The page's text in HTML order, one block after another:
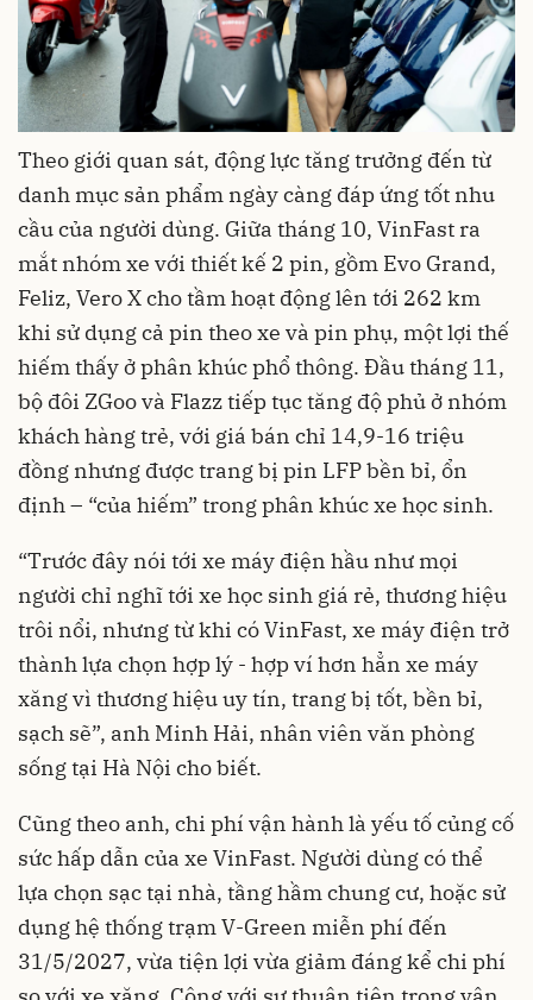
Theo giới quan sát, động lực tăng trưởng đến từ
danh mục sản phẩm ngày càng đáp ứng tốt nhu
cầu của người dùng. Giữa tháng 10, VinFast ra
mắt nhóm xe với thiết kế 2 pin, gồm Evo Grand,
Feliz, Vero X cho tầm hoạt động lên tới 262 km
khi sử dụng cả pin theo xe và pin phụ, một lợi thế
hiếm thấy ở phân khúc phổ thông. Đầu tháng 11,
bộ đôi ZGoo và Flazz tiếp tục tăng độ phủ ở nhóm
khách hàng trẻ, với giá bán chỉ 14,9-16 triệu
đồng nhưng được trang bị pin LFP bền bỉ, ổn
định – “của hiếm” trong phân khúc xe học sinh.
“Trước đây nói tới xe máy điện hầu như mọi
người chỉ nghĩ tới xe học sinh giá rẻ, thương hiệu
trôi nổi, nhưng từ khi có VinFast, xe máy điện trở
thành lựa chọn hợp lý - hợp ví hơn hẳn xe máy
xăng vì thương hiệu uy tín, trang bị tốt, bền bỉ,
sạch sẽ”, anh Minh Hải, nhân viên văn phòng
sống tại Hà Nội cho biết.
Cũng theo anh, chi phí vận hành là yếu tố củng cố
sức hấp dẫn của xe VinFast. Người dùng có thể
lựa chọn sạc tại nhà, tầng hầm chung cư, hoặc sử
dụng hệ thống trạm V-Green miễn phí đến
31/5/2027, vừa tiện lợi vừa giảm đáng kể chi phí